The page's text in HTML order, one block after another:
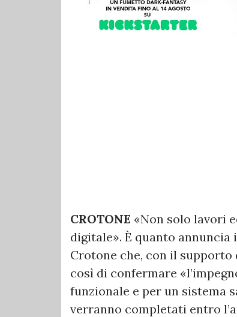
CROTONE «Non solo lavori
digitale». È quanto annuncia
Crotone che, con il supporto
così di confermare
funzionale e per un sistema
verranno completati entro